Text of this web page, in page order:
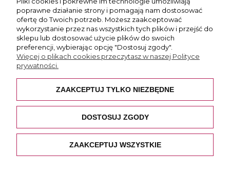
Płatność i dostawa
Pomoc
O nas
poprawne działanie strony i pomagają nam dostosować
ofertę do Twoich potrzeb. Możesz zaakceptować
wykorzystanie przez nas wszystkich tych plików i przejść do
sklepu lub dostosować użycie plików do swoich
preferencji, wybierając opcję "Dostosuj zgody".
Więcej o plikach cookies przeczytasz w naszej Polityce
prywatności.
ZAAKCEPTUJ TYLKO NIEZBĘDNE
DOSTOSUJ ZGODY
ZAAKCEPTUJ WSZYSTKIE